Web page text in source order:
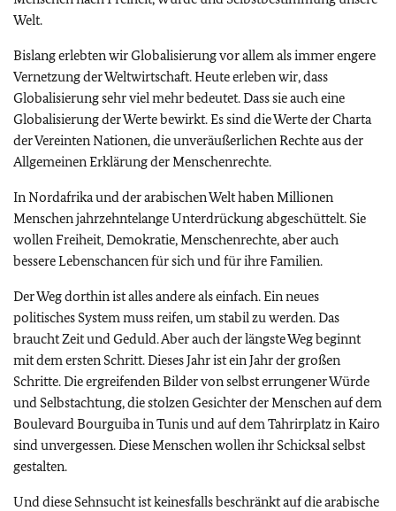
Welt.
Bislang erlebten wir Globalisierung vor allem als immer engere
Vernetzung der Weltwirtschaft. Heute erleben wir, dass
Globalisierung sehr viel mehr bedeutet. Dass sie auch eine
Globalisierung der Werte bewirkt. Es sind die Werte der Charta
der Vereinten Nationen, die unveräußerlichen Rechte aus der
Allgemeinen Erklärung der Menschenrechte.
In Nordafrika und der arabischen Welt haben Millionen
Menschen jahrzehntelange Unterdrückung abgeschüttelt. Sie
wollen Freiheit, Demokratie, Menschenrechte, aber auch
bessere Lebenschancen für sich und für ihre Familien.
Der Weg dorthin ist alles andere als einfach. Ein neues
politisches System muss reifen, um stabil zu werden. Das
braucht Zeit und Geduld. Aber auch der längste Weg beginnt
mit dem ersten Schritt. Dieses Jahr ist ein Jahr der großen
Schritte. Die ergreifenden Bilder von selbst errungener Würde
und Selbstachtung, die stolzen Gesichter der Menschen auf dem
Boulevard Bourguiba in Tunis und auf dem Tahrirplatz in Kairo
sind unvergessen. Diese Menschen wollen ihr Schicksal selbst
gestalten.
Und diese Sehnsucht ist keinesfalls beschränkt auf die arabische